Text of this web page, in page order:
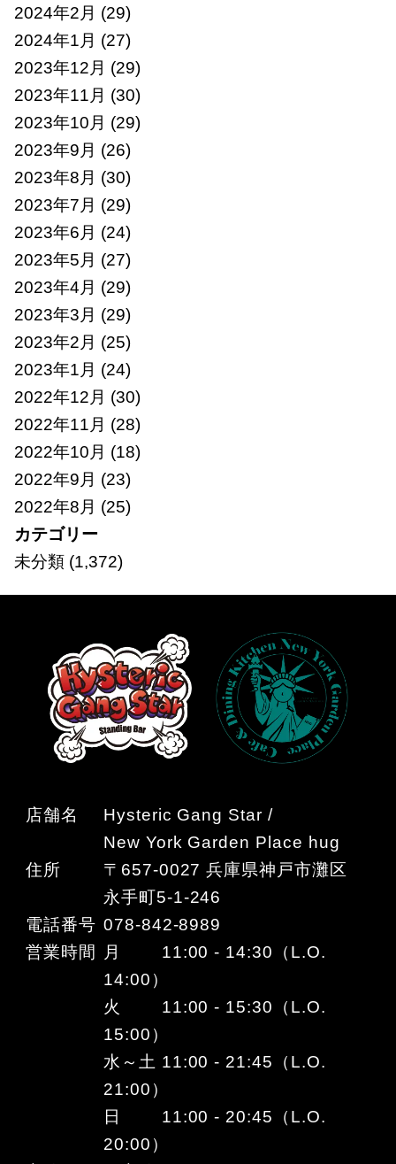
2024年2月 (29)
2024年1月 (27)
2023年12月 (29)
2023年11月 (30)
2023年10月 (29)
2023年9月 (26)
2023年8月 (30)
2023年7月 (29)
2023年6月 (24)
2023年5月 (27)
2023年4月 (29)
2023年3月 (29)
2023年2月 (25)
2023年1月 (24)
2022年12月 (30)
2022年11月 (28)
2022年10月 (18)
2022年9月 (23)
2022年8月 (25)
カテゴリー
未分類(1,372)
店舗名
Hysteric Gang Star /
New York Garden Place hug
住所
〒657-0027 兵庫県神戸市灘区
永手町5-1-246
電話番号 078-842-8989
営業時間
月 11:00 - 14:30（L.O.
14:00）
火 11:00 - 15:30（L.O.
15:00）
水～土 11:00 - 21:45（L.O.
21:00）
日 11:00 - 20:45（L.O.
20:00）